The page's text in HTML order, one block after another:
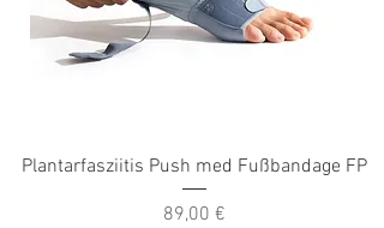
Plantarfasziitis Push med Fußbandage FP
Preis
89,00 €